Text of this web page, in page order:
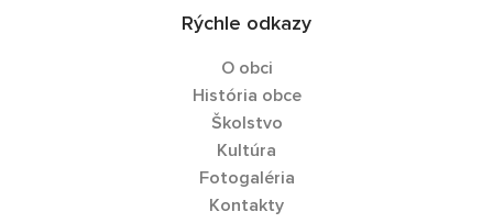
Rýchle odkazy
O obci
História obce
Školstvo
Kultúra
Fotogaléria
Kontakty